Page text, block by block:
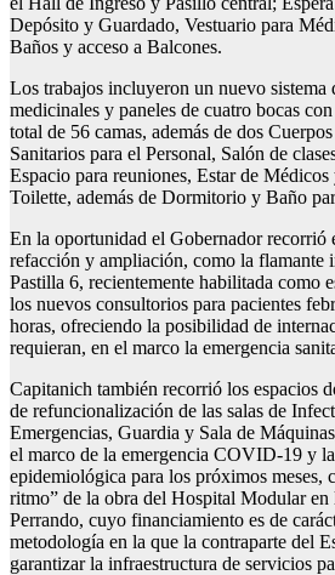
Depósito y Guardado, Vestuario para
Baños y acceso a Balcones.
Los trabajos incluyeron un nuevo sistema
medicinales y paneles de cuatro bocas
total de 56 camas, además de dos
Sanitarios para el Personal, Salón de
Espacio para reuniones, Estar de
Toilette, además de Dormitorio y Baño
En la oportunidad el Gobernador recorrió
refacción y ampliación, como la flamante
Pastilla 6, recientemente habilitada como
los nuevos consultorios para pacientes
horas, ofreciendo la posibilidad de
requieran, en el marco la emergencia
Capitanich también recorrió los espacios
de refuncionalización de las salas de
Emergencias, Guardia y Sala de
el marco de la emergencia COVID-19 y
epidemiológica para los próximos meses,
ritmo” de la obra del Hospital Modular en
Perrando, cuyo financiamiento es de
metodología en la que la contraparte del
garantizar la infraestructura de servicios